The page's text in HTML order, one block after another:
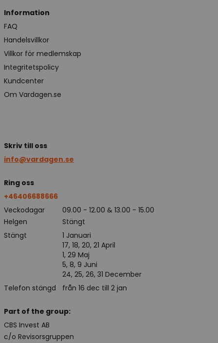
Information
FAQ
Handelsvillkor
Villkor för medlemskap
Integritetspolicy
Kundcenter
Om Vardagen.se
Skriv till oss
info@vardagen.se
Ring oss
+46406688666
Veckodagar
09.00 - 12.00 & 13.00 - 15.00
Helgen
Stängt
Stängt
Telefon stängd
1 Januari
17, 18, 20, 21 April
1, 29 Maj
5, 8, 9 Juni
24, 25, 26, 31 December
från 16 dec till 2 jan
Part of the group:
CBS Invest AB
c/o Revisorsgruppen